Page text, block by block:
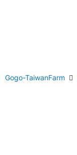
Gogo-TaiwanFarm